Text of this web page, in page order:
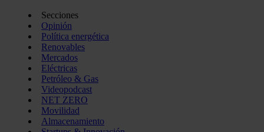
Secciones
Opinión
Política energética
Renovables
Mercados
Eléctricas
Petróleo & Gas
Videopodcast
NET ZERO
Movilidad
Almacenamiento